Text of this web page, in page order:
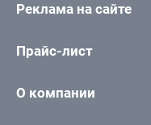
Реклама на сайте
Прайс-лист
О компании